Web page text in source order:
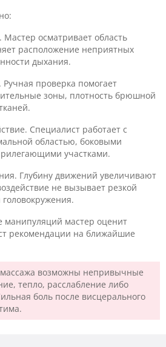
осматривает область
расположение неприятных
дыхания.
проверка помогает
зоны, плотность брюшной
Специалист работает с
областью, боковыми
участками.
Глубину движений увеличивают
не вызывает резкой
манипуляций мастер оценит
рекомендации на ближайшие
возможны непривычные
тепло, расслабление либо
боль после висцерального